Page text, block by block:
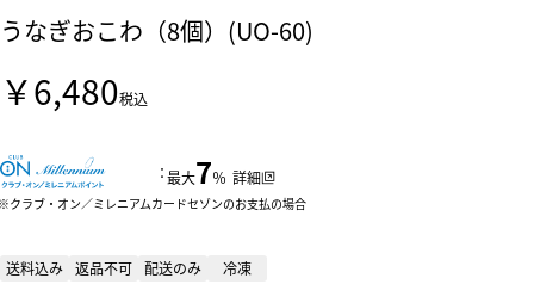
うなぎおこわ（8個）(UO-60)
￥6,480税込
：最大7％ 詳細
クラブ・オン／ミレニアムカードセゾンのお支払の場合
送料込み 返品不可 配送のみ 冷凍